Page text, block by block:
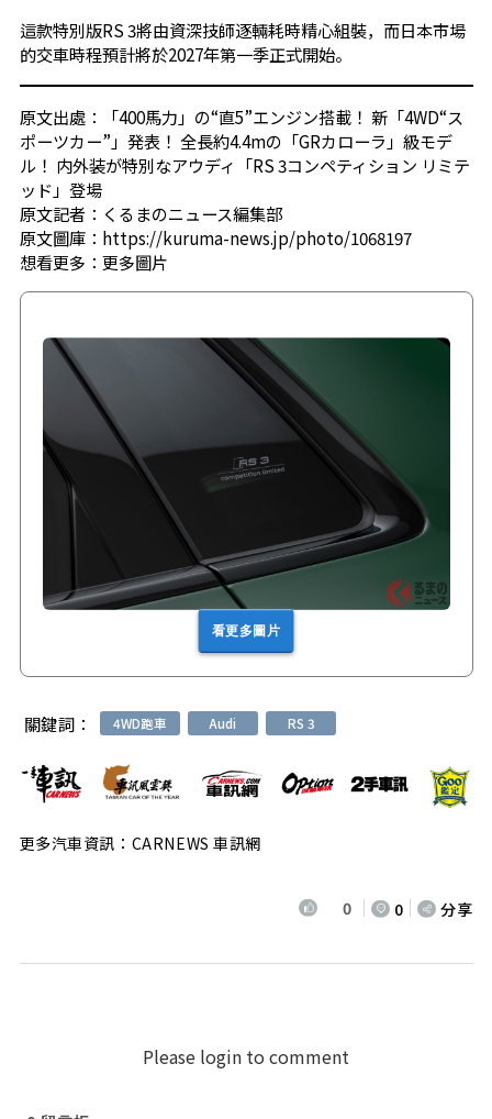
這款特別版RS 3將由資深技師逐輛耗時精心組裝，而日本市場
的交車時程預計將於2027年第一季正式開始。
原文出處：「400馬力」の“直5”エンジン搭載！ 新「4WD“ス
ポーツカー”」発表！ 全長約4.4mの「GRカローラ」級モデ
ル！ 内外装が特別なアウディ「RS 3コンペティション リミテ
ッド」登場
原文記者：くるまのニュース編集部
原文圖庫：https://kuruma-news.jp/photo/1068197
想看更多： 更多圖片
看更多圖片
關鍵詞： 4WD跑車 Audi RS 3
更多汽車資訊：CARNEWS 車訊網
0 0 分享
Please login to comment